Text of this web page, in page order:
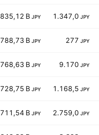
835,12 B JPY 1.347,0 JPY
788,73 B JPY 277 JPY
768,63 B JPY 9.170 JPY
728,75 B JPY 1.168,5 JPY
711,54 B JPY 2.759,0 JPY